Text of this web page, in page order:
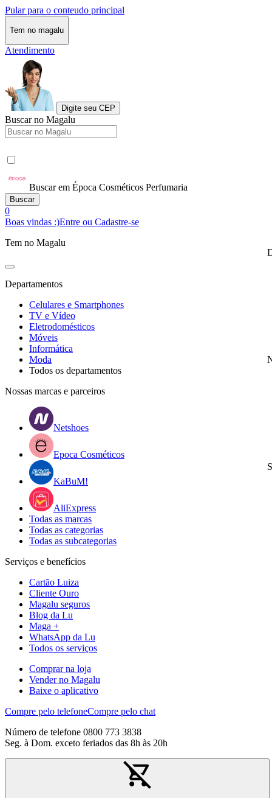
Pular para o conteudo principal
Tem no magalu
Atendimento
Digite seu CEP
Buscar no Magalu
Buscar em Época Cosméticos Perfumaria
Buscar
0
Boas vindas :)Entre ou Cadastre-se
Tem no Magalu
Departamentos
Celulares e Smartphones
TV e Vídeo
Eletrodomésticos
Móveis
Informática
Moda
Todos os departamentos
Nossas marcas e parceiros
Netshoes
Epoca Cosméticos
KaBuM!
AliExpress
Todas as marcas
Todas as categorias
Todas as subcategorias
Serviços e benefícios
Cartão Luiza
Cliente Ouro
Magalu seguros
Blog da Lu
Maga +
WhatsApp da Lu
Todos os serviços
Comprar na loja
Vender no Magalu
Baixe o aplicativo
Compre pelo telefoneCompre pelo chat
Número de telefone 0800 773 3838
Seg. à Dom. exceto feriados das 8h às 20h